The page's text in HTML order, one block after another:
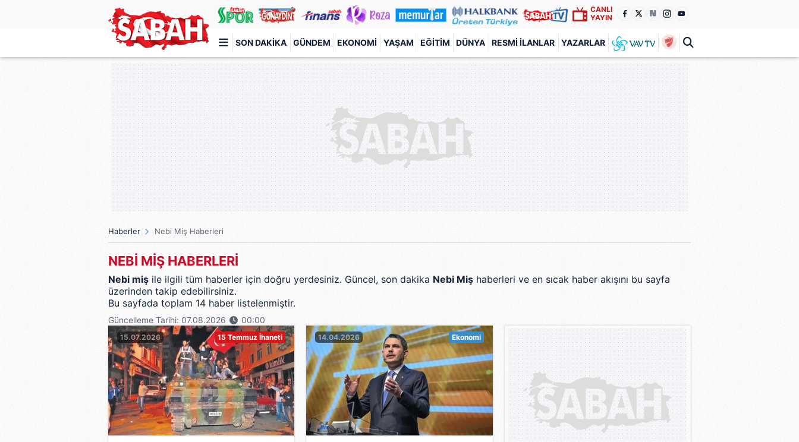
CANLI
YAYIN
SON DAKIKA GÜNDEM EKONOMI YAŞAM EĞITIM DÜNYA RESMI İLANLAR YAZARLAR
Türkiye'nin en iyi haber sitesi
Haberler Nebi Miş Haberleri
NEBİ MİŞ HABERLERİ
Nebi miş ile ilgili tüm haberler için doğru yerdesiniz. Güncel, son dakika Nebi Miş haberleri ve en sıcak haber akışını bu sayfa
üzerinden takip edebilirsiniz.
Bu sayfada toplam 14 haber listelenmiştir.
Güncelleme Tarihi: 07.08.2026 00:00
15.07.2026 15 Temmuz İhaneti 14.04.2026 Ekonomi